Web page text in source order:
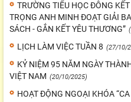
TRƯỜNG TIỂU HỌC ĐÔNG
TRỌNG ANH MINH ĐOẠT GIẢI
SÁCH - GẮN KẾT YÊU THƯƠNG”
LỊCH LÀM VIỆC TUẦN 8 (27/10/
KỶ NIỆM 95 NĂM NGÀY
VIỆT NAM (20/10/2025)
HOẠT ĐỘNG NGOẠI KHÓA